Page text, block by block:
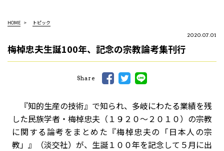
HOME トピック
2020.07.01
梅棹忠夫生誕100年、記念の宗教論考集刊行
Share
『知的生産の技術』で知られ、多岐にわたる業績を残
した民族学者・梅棹忠夫（１９２０～２０１０）の宗教
に関する論考をまとめた『梅棹忠夫の「日本人の宗
教」』（淡交社）が、生誕１００年を記念して５月に出